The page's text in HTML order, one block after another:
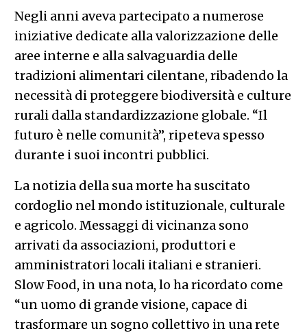
Negli anni aveva partecipato a numerose
iniziative dedicate alla valorizzazione delle
aree interne e alla salvaguardia delle
tradizioni alimentari cilentane, ribadendo la
necessità di proteggere biodiversità e culture
rurali dalla standardizzazione globale. “Il
futuro è nelle comunità”, ripeteva spesso
durante i suoi incontri pubblici.
La notizia della sua morte ha suscitato
cordoglio nel mondo istituzionale, culturale
e agricolo. Messaggi di vicinanza sono
arrivati da associazioni, produttori e
amministratori locali italiani e stranieri.
Slow Food, in una nota, lo ha ricordato come
“un uomo di grande visione, capace di
trasformare un sogno collettivo in una rete